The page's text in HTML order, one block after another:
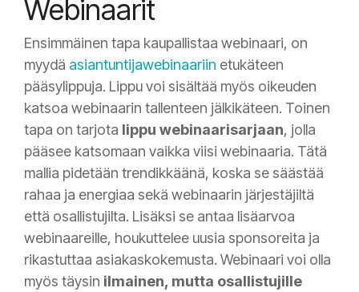
Webinaarit
Ensimmäinen tapa kaupallistaa webinaari, on
myydä asiantuntijawebinaariin etukäteen
pääsylippuja. Lippu voi sisältää myös oikeuden
katsoa webinaarin tallenteen jälkikäteen. Toinen
tapa on tarjota lippu webinaarisarjaan, jolla
pääsee katsomaan vaikka viisi webinaaria. Tätä
mallia pidetään trendikkäänä, koska se säästää
rahaa ja energiaa sekä webinaarin järjestäjiltä
että osallistujilta. Lisäksi se antaa lisäarvoa
webinaareille, houkuttelee uusia sponsoreita ja
rikastuttaa asiakaskokemusta. Webinaari voi olla
myös täysin ilmainen, mutta osallistujille